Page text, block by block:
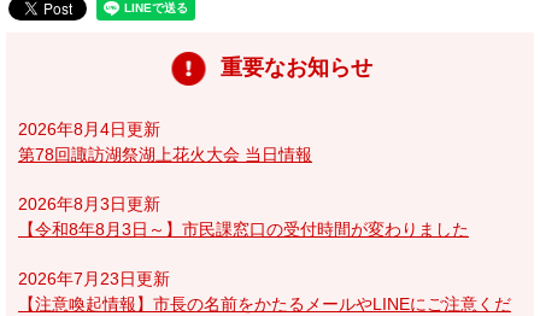
重要なお知らせ
2026年8月4日更新
第78回諏訪湖祭湖上花火大会 当日情報
2026年8月3日更新
【令和8年8月3日～】市民課窓口の受付時間が変わりました
2026年7月23日更新
【注意喚起情報】市長の名前をかたるメールやLINEにご注意くだ